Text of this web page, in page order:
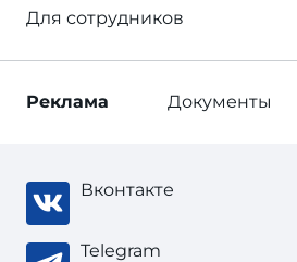
Для сотрудников
Реклама Документы
Вконтакте
Telegram